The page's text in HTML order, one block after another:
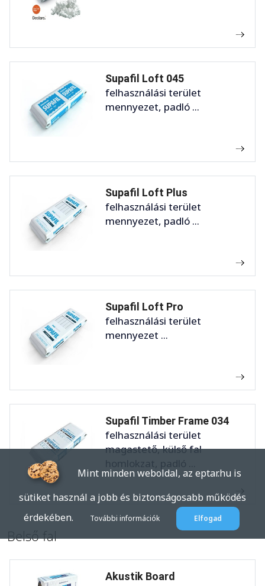
Supafil Loft 045
felhasználási terület
mennyezet, padló ...
Supafil Loft Plus
felhasználási terület
mennyezet, padló ...
Supafil Loft Pro
felhasználási terület
mennyezet ...
Supafil Timber Frame 034
felhasználási terület
magastető, külső fal
homlokzat, padló ...
Belső fal
Akustik Board
Mint minden weboldal, az eptar.hu is
sütiket használ a jobb és biztonságosabb működés
érdekében.
További információk Elfogad